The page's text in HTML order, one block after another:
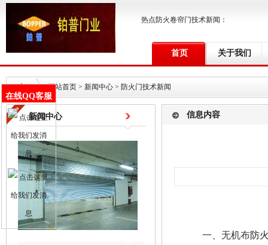
热点防火卷帘门技术新闻：
首页 关于我们
网站首页 > 新闻中心 > 防火门技术新闻
新闻中心 信息内容
一、 无机布防
在线QQ客服